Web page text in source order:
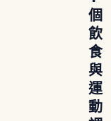
個
飲
食
與
運
動